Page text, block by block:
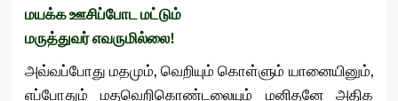
மயக்கஊசிப்போட மட்டும்
மருத்துவர்எவருமில்லை!
அவ்வப்போது மதமும், வெறியும் கொள்ளும் யானையினும்,
எப்போதும் மதவெறிகொண்டலையும் மனிதனே அதிக